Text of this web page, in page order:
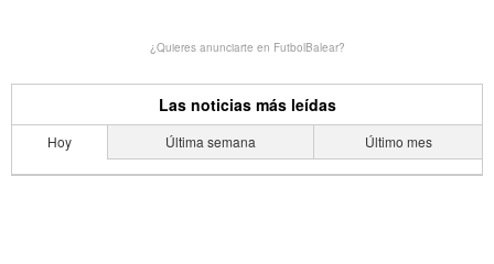
¿Quieres anunciarte en FutbolBalear?
Las noticias más leídas
Hoy Última semana Último mes